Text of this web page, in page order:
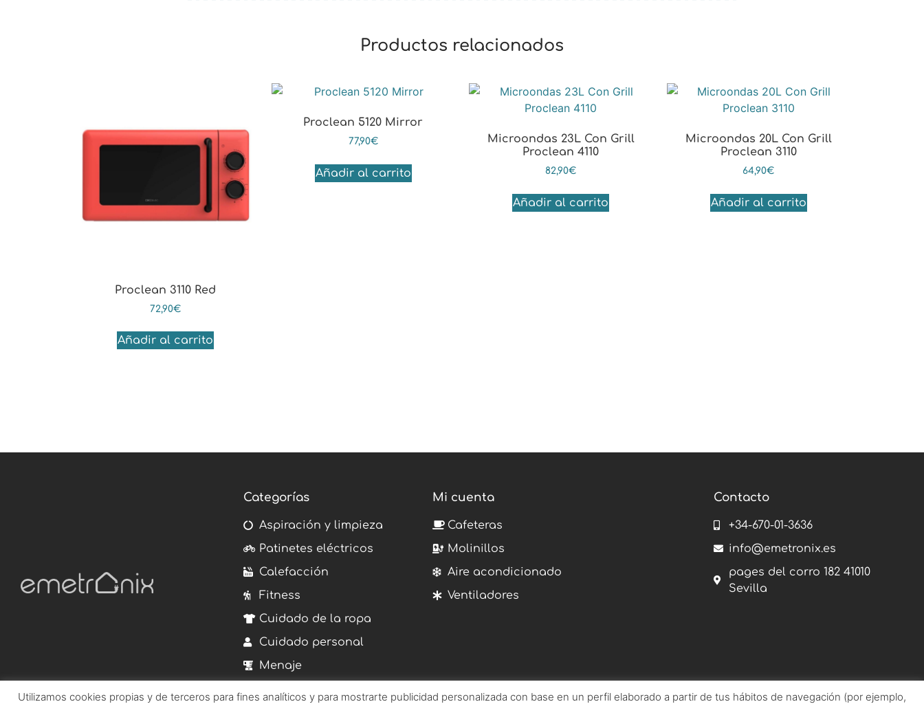
Productos relacionados
Proclean 3110 Red
72,90€
Añadir al carrito
Proclean 5120 Mirror
77,90€
Añadir al carrito
Microondas 23L Con Grill
Proclean 4110
82,90€
Añadir al carrito
Microondas 20L Con Grill
Proclean 3110
64,90€
Añadir al carrito
Categorías
Aspiración y limpieza
Patinetes eléctricos
Calefacción
Fitness
Cuidado de la ropa
Cuidado personal
Menaje
Mi cuenta
Cafeteras
Molinillos
Aire acondicionado
Ventiladores
Contacto
+34-670-01-3636
info@emetronix.es
pages del corro 182 41010
Sevilla
Utilizamos cookies propias y de terceros para fines analíticos y para mostrarte publicidad personalizada con base en un perfil elaborado a partir de tus hábitos de navegación (por ejemplo,